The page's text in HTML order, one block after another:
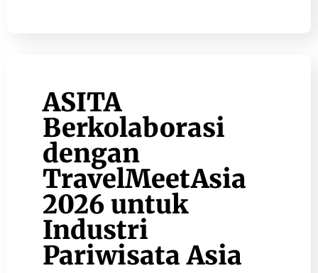
ASITA
Berkolaborasi
dengan
TravelMeetAsia
2026 untuk
Industri
Pariwisata Asia